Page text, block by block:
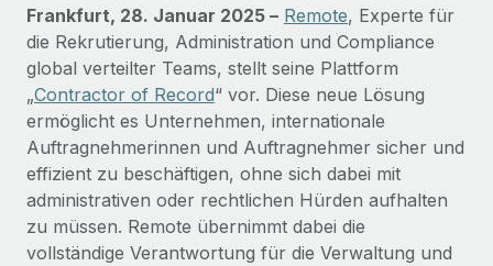
Integrierte HR-Kernfunktionen für dein Team
Verknüpfen Neu
Verknüpfung beliebiger KI-Tools mit Remote über unser
MCP
Integrationen
Prozessoptimierung mit unverzichtbaren Business-
Globale HR für Konzerne und Großunternehmen
PARTNER WERDEN
Strategische Technologiepartner
Flexible Einbettung von Global-HR-Funktionen in deine
Plattform
Partner werden
Entdecke die Möglichkeiten einer Partnerschaft
HR-Glossar
Checklisten und Vorlagen
Bibliothek für Stellenbeschreibungen
Webinare
Events
Newsroom
Português (Portugal)
日本語
한국어
中文（简体）
Frankfurt, 28. Januar 2025 – Remote, Experte für
die Rekrutierung, Administration und Compliance
global verteilter Teams, stellt seine Plattform
„Contractor of Record“ vor. Diese neue Lösung
ermöglicht es Unternehmen, internationale
Auftragnehmerinnen und Auftragnehmer sicher und
effizient zu beschäftigen, ohne sich dabei mit
administrativen oder rechtlichen Hürden aufhalten
zu müssen. Remote übernimmt dabei die
vollständige Verantwortung für die Verwaltung und